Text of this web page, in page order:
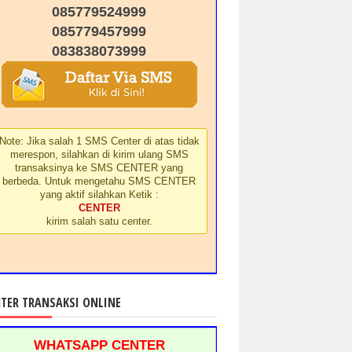
085779524999
085779457999
083838073999
Jika salah 1 SMS Center di atas tidak
merespon, silahkan di kirim ulang SMS
transaksinya ke SMS CENTER yang
berbeda. Untuk mengetahu SMS CENTER
yang aktif silahkan Ketik :
CENTER
kirim salah satu center.
TRANSAKSI ONLINE
WHATSAPP CENTER